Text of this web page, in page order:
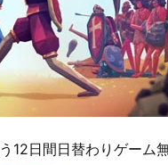
12日間日替わりゲーム